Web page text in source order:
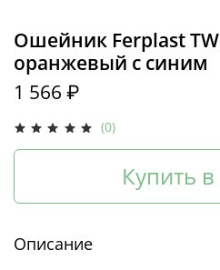
(0)
Ошейник Ferplast
оранжевый с синим
1 566 ₽
Купить
Описание